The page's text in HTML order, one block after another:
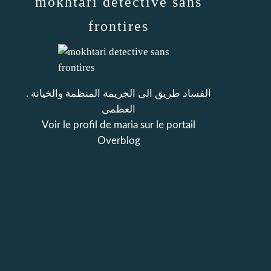
frontires
. الفساد طريق الى الجريمة المنظمة والخيانة
العظمى
Voir le profil de maria sur le portail
Overblog